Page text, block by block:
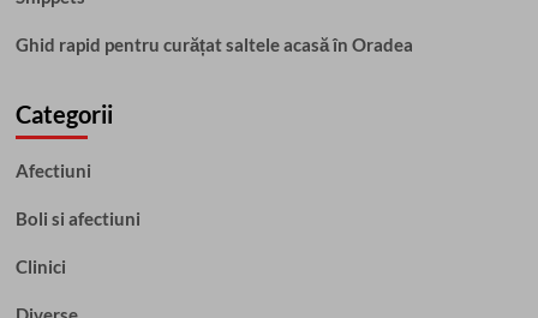
Ghid rapid pentru curățat saltele acasă în Oradea
Categorii
Afectiuni
Boli si afectiuni
Clinici